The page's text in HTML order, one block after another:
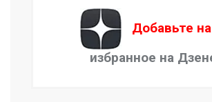
Добавьте
избранное на